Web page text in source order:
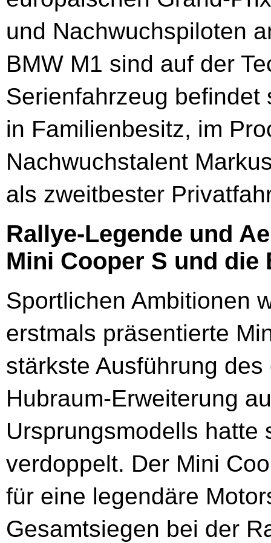
und Nachwuchspiloten
BMW M1 sind auf der
Serienfahrzeug
in Familienbesitz, im
Nachwuchstalent
als zweitbester
Rallye-Legende und
Mini Cooper S und die
Sportlichen Ambitionen
erstmals präsentierte
stärkste Ausführung
Hubraum-Erweiterung
Ursprungsmodells hatte
verdoppelt. Der Mini
für eine legendäre
Gesamtsiegen bei der